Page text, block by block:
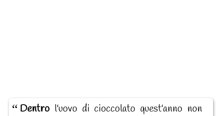
Dentro l'uovo di cioccolato quest'anno non